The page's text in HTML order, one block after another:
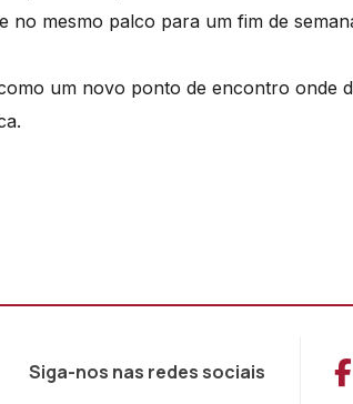
mesmo palco para um fim de
um novo ponto de encontro onde
Siga-nos nas redes sociais